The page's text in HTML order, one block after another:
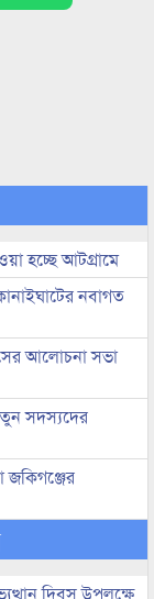
হচ্ছে আটগ্রামে
নবাগত
আলোচনা সভা
সদস্যদের
জকিগঞ্জের
দিবস উপলক্ষে